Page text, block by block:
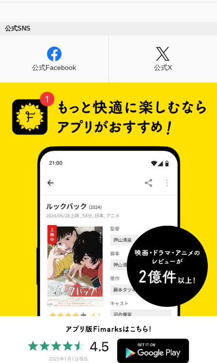
公式SNS
公式Facebook 公式X